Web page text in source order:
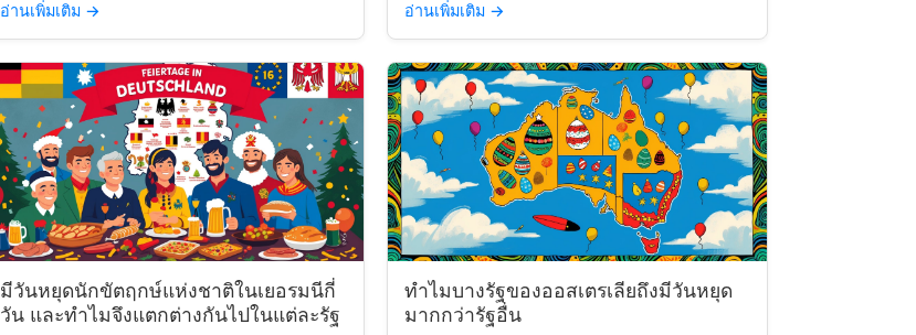
อ่านเพิ่มเติม →
อ่านเพิ่มเติม →
มีวันหยุดนักขัตฤกษ์แห่งชาติในเยอรมนีกี่
วัน และทำไมจึงแตกต่างกันไปในแต่ละรัฐ
ทำไมบางรัฐของออสเตรเลียถึงมีวันหยุด
มากกว่ารัฐอื่น